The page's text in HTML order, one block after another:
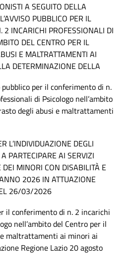
A SEGUITO DELLA
PUBBLICO PER IL
2 INCARICHI PROFESSIONALI DI
DEL CENTRO PER IL
E MALTRATTAMENTI AI
DETERMINAZIONE DELLA
per il conferimento di n.
di Psicologo nell’ambito
degli abusi e maltrattamenti
L’INDIVIDUAZIONE DEGLI
PARTECIPARE AI SERVIZI
MINORI CON DISABILITÀ E
2026 IN ATTUAZIONE
26/03/2026
il conferimento di n. 2 incarichi
nell’ambito del Centro per il
maltrattamenti ai minori ai
Regione Lazio 20 agosto